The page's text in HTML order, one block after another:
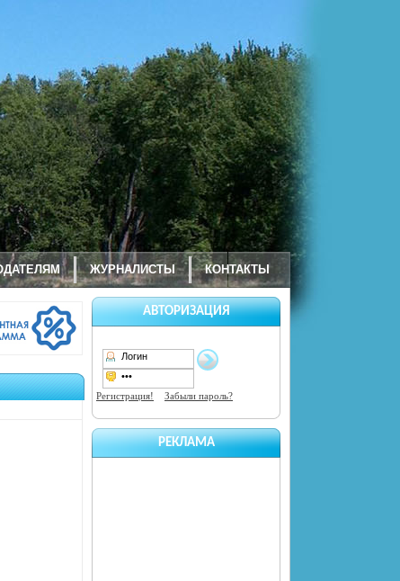
ЖУРНАЛИСТЫ КОНТАКТЫ
АВТОРИЗАЦИЯ
Регистрация! Забыли пароль?
РЕКЛАМА